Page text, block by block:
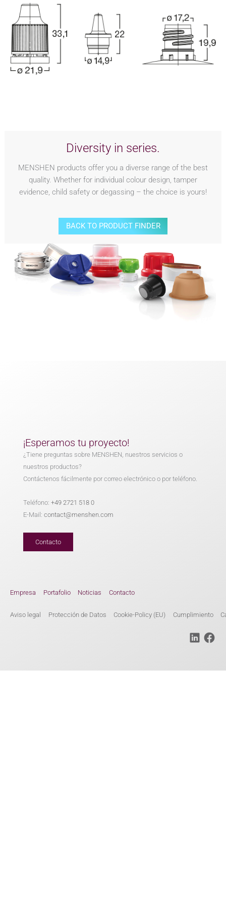
Diversity in series.
MENSHEN products offer you a diverse range of the best
quality. Whether for individual colour design, tamper
evidence, child safety or degassing – the choice is yours!
BACK TO PRODUCT FINDER
¡Esperamos tu proyecto!
¿Tiene preguntas sobre MENSHEN, nuestros servicios o
nuestros productos?
Contáctenos fácilmente por correo electrónico o por teléfono.
Teléfono:+49 2721 518 0
E-Mail:contact@menshen.com
Contacto
Empresa Portafolio Noticias Contacto
Aviso legal Protección de Datos Cookie-Policy (EU) Cumplimiento